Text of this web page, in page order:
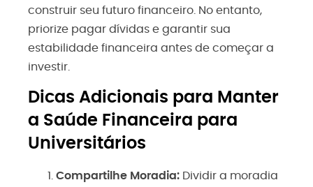
construir seu futuro financeiro. No entanto,
priorize pagar dívidas e garantir sua
estabilidade financeira antes de começar a
investir.
Dicas Adicionais para Manter
a Saúde Financeira para
Universitários
Compartilhe Moradia: Dividir a moradia